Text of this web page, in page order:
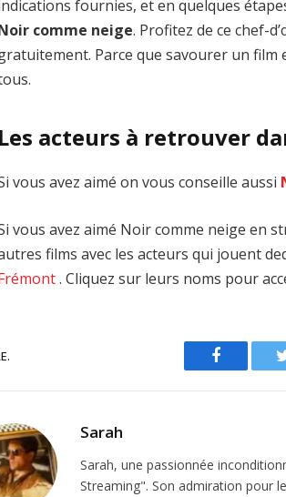
fournies, et en quelques
comme neige. Profitez de ce chef-
Parce que savourer un film
Les acteurs à retrouver
vous avez aimé on vous conseille aussi
vous avez aimé Noir comme neige en
films avec les acteurs qui jouent
. Cliquez sur leurs noms pour
Facebook
Sarah
Sarah, une passionnée
Streaming". Son admiration pour